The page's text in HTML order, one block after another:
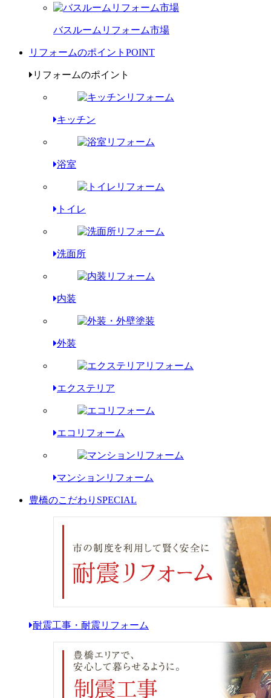
バスルームリフォーム市場
リフォームのポイント POINT
リフォームのポイント
キッチン
浴室
トイレ
洗面所
内装
外装
エクステリア
エコリフォーム
マンションリフォーム
豊橋のこだわり SPECIAL
耐震工事・耐震リフォーム